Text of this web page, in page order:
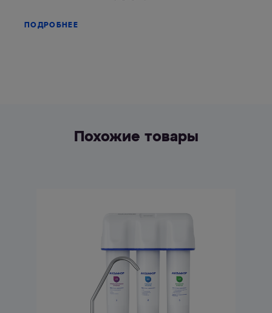
ПОДРОБНЕЕ
Похожие товары